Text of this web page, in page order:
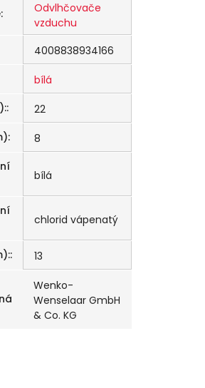
:
Odvlhčovače
vzduchu
4008838934166
bílá
:
22
:
8
bílá
chlorid vápenatý
:
13
Wenko-
Wenselaar GmbH
& Co. KG